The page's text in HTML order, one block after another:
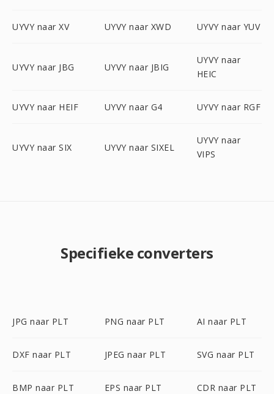
UYVY naar XV UYVY naar XWD UYVY naar YUV
UYVY naar JBG UYVY naar JBIG
UYVY naar
HEIC
UYVY naar HEIF UYVY naar G4 UYVY naar RGF
UYVY naar SIX UYVY naar SIXEL
UYVY naar
VIPS
Specifieke converters
JPG naar PLT PNG naar PLT AI naar PLT
DXF naar PLT JPEG naar PLT SVG naar PLT
BMP naar PLT EPS naar PLT CDR naar PLT